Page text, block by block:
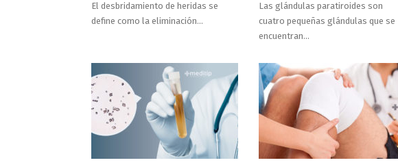
El desbridamiento de heridas se
define como la eliminación…
Las glándulas paratiroides son
cuatro pequeñas glándulas que se
encuentran…